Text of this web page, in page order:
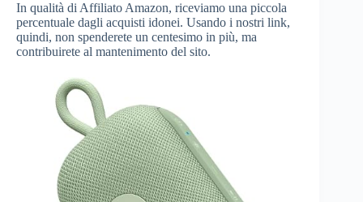
In qualità di Affiliato Amazon, riceviamo una piccola
percentuale dagli acquisti idonei. Usando i nostri link,
quindi, non spenderete un centesimo in più, ma
contribuirete al mantenimento del sito.